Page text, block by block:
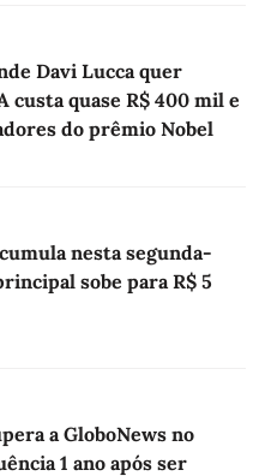
Davi Lucca quer
custa quase R$ 400 mil e
do prêmio Nobel
nesta segunda-
sobe para R$ 5
a GloboNews no
1 ano após ser